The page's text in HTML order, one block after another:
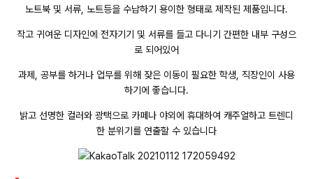
노트북 및 서류, 노트등을 수납하기 용이한 형태로 제작된 제품입니다.
작고 귀여운 디자인에 전자기기 및 서류를 들고 다니기 간편한 내부 구성으
로 되어있어
과제, 공부를 하거나 업무를 위해 잦은 이동이 필요한 학생, 직장인이 사용
하기에 좋습니다.
밝고 선명한 컬러와 광택으로 카페나 야외에 휴대하여 캐주얼하고 트렌디
한 분위기를 연출할 수 있습니다